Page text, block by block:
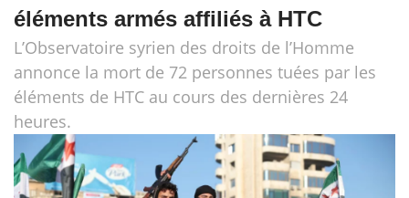
éléments armés affiliés à HTC
L’Observatoire syrien des droits de l’Homme
annonce la mort de 72 personnes tuées par les
éléments de HTC au cours des dernières 24
heures.